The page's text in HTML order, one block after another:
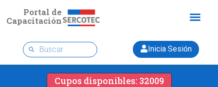
Portal de
Capacitación
Inicia Sesión
Cupos disponibles: 32009